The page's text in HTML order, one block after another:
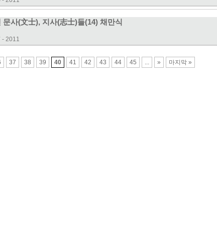
사(文士), 지사(志士)들(14) 채만식
- 2011
37 38 39 40 41 42 43 44 45 ... » 마지막 »